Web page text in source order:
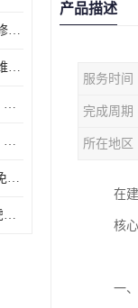
虎门防水补漏-房屋漏水维修 免费上门提供方案 高效解决渗漏水问题
虎门防水补漏-房屋渗漏水维修 免费上门提供方案 验收合格再收费
东莞寮步房屋漏水别发愁，华展防水为您解烦忧！
东莞长安厂房漏水怎么办？华展防水24小时解决渗漏难题
松山湖专业房屋防水补漏 免费上门看现场，快速提供可靠方案
虎门厂房防水补漏公司｜虎门专修厂房渗漏水｜虎门楼面漏水补漏
产品描述
服务时间
完成周期
所在地区
在
核
一